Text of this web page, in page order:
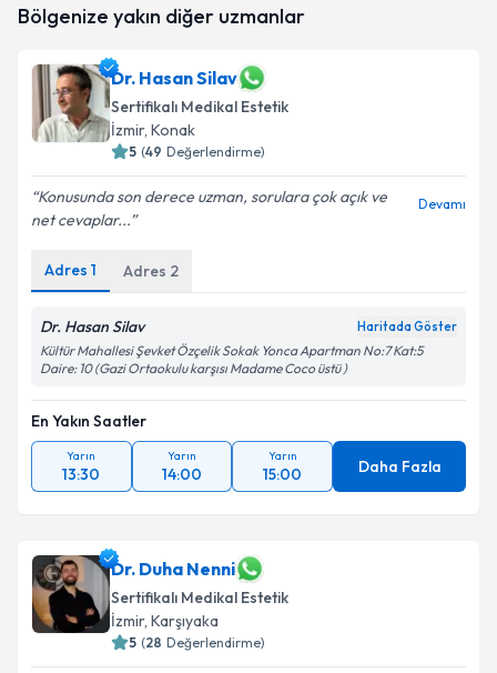
Bölgenize yakın diğer uzmanlar
Dr. Hasan Silav
Sertifikalı Medikal Estetik
İzmir, Konak
5 (49 Değerlendirme)
Konusunda son derece uzman, sorulara çok açık ve
net cevaplar...
Devamı
Adres 1 Adres 2
Dr. Hasan Silav Haritada Göster
Kültür Mahallesi Şevket Özçelik Sokak Yonca Apartman No:7 Kat:5
Daire: 10 (Gazi Ortaokulu karşısı Madame Coco üstü )
En Yakın Saatler
Yarın
13:30
Yarın
14:00
Yarın
15:00 Daha Fazla
Dr. Duha Nenni
Sertifikalı Medikal Estetik
İzmir, Karşıyaka
5 (28 Değerlendirme)